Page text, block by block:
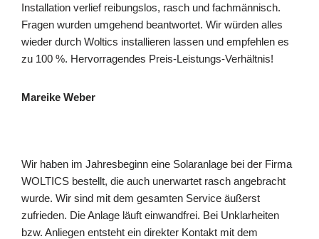
Installation verlief reibungslos, rasch und fachmännisch.
Fragen wurden umgehend beantwortet. Wir würden alles
wieder durch Woltics installieren lassen und empfehlen es
zu 100 %. Hervorragendes Preis-Leistungs-Verhältnis!
Mareike Weber
Wir haben im Jahresbeginn eine Solaranlage bei der Firma
WOLTICS bestellt, die auch unerwartet rasch angebracht
wurde. Wir sind mit dem gesamten Service äußerst
zufrieden. Die Anlage läuft einwandfrei. Bei Unklarheiten
bzw. Anliegen entsteht ein direkter Kontakt mit dem